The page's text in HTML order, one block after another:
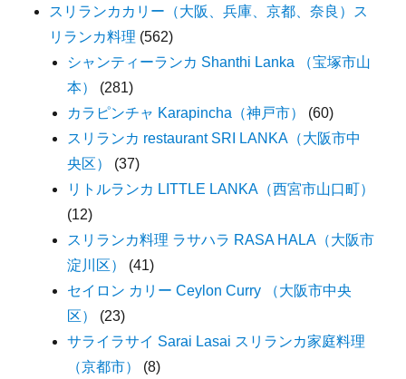
スリランカカリー（大阪、兵庫、京都、奈良）ス
リランカ料理 (562)
シャンティーランカ Shanthi Lanka （宝塚市山
本）
(281)
カラピンチャ Karapincha（神戸市）
(60)
スリランカ restaurant SRI LANKA（大阪市中
央区）
(37)
リトルランカ LITTLE LANKA（西宮市山口町）
(12)
スリランカ料理 ラサハラ RASA HALA（大阪市
淀川区）
(41)
セイロン カリー Ceylon Curry （大阪市中央
区）
(23)
サライラサイ Sarai Lasai スリランカ家庭料理
（京都市）
(8)